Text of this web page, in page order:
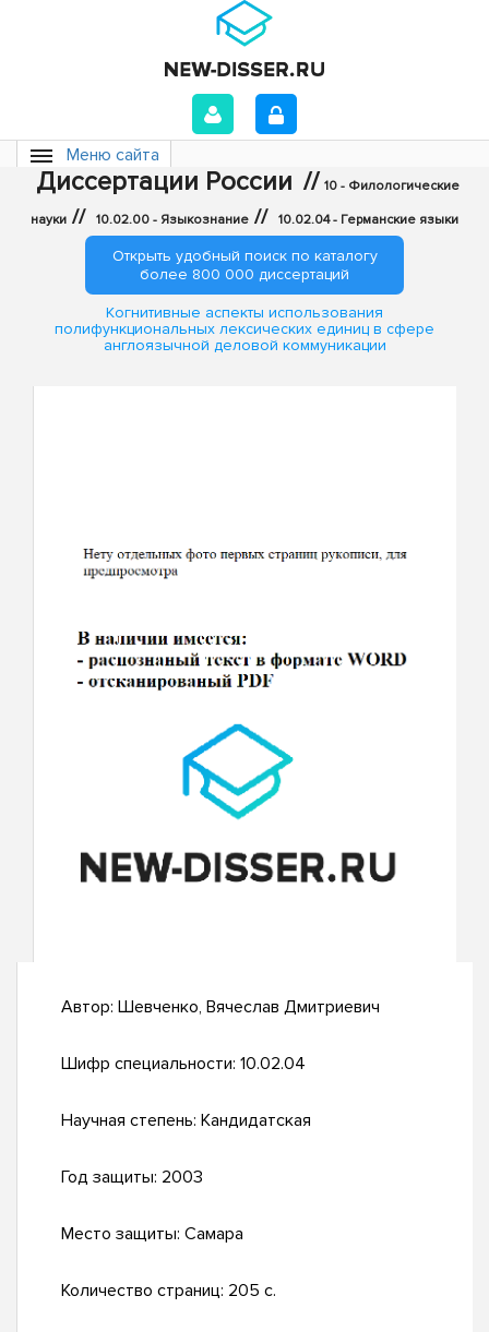
Меню сайта
Диссертации России // 10 - Филологические
науки // 10.02.00 - Языкознание // 10.02.04 - Германские языки
Открыть удобный поиск по каталогу
более 800 000 диссертаций
Когнитивные аспекты использования
полифункциональных лексических единиц в сфере
англоязычной деловой коммуникации
Автор: Шевченко, Вячеслав Дмитриевич
Шифр специальности: 10.02.04
Научная степень: Кандидатская
Год защиты: 2003
Место защиты: Самара
Количество страниц: 205 с.